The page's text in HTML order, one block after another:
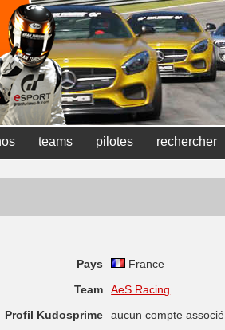
teams pilotes rechercher
Pays
France
Team
AeS Racing
Profil Kudosprime
aucun compte associé